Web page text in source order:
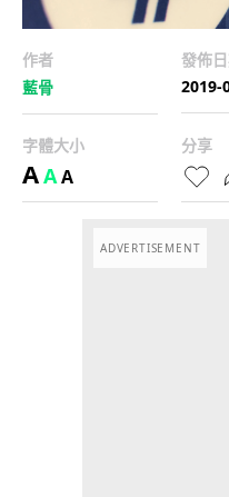
作者
藍骨
發佈
2019-
字體大小
AAA
分享
ADVERTISEMENT